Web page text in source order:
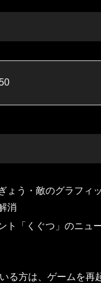
ょう・敵のグラフィ
消
ト「くぐつ」のニュ
る方は、ゲームを再